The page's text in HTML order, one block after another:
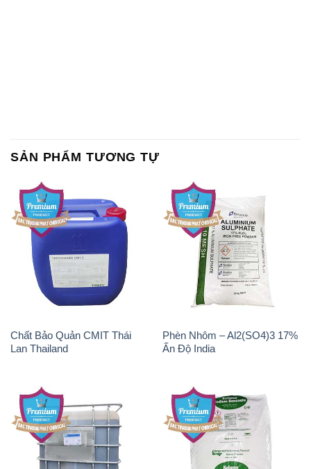
SẢN PHẨM TƯƠNG TỰ
Chất Bảo Quản CMIT Thái
Lan Thailand
Phèn Nhôm – Al2(SO4)3 17%
Ấn Độ India